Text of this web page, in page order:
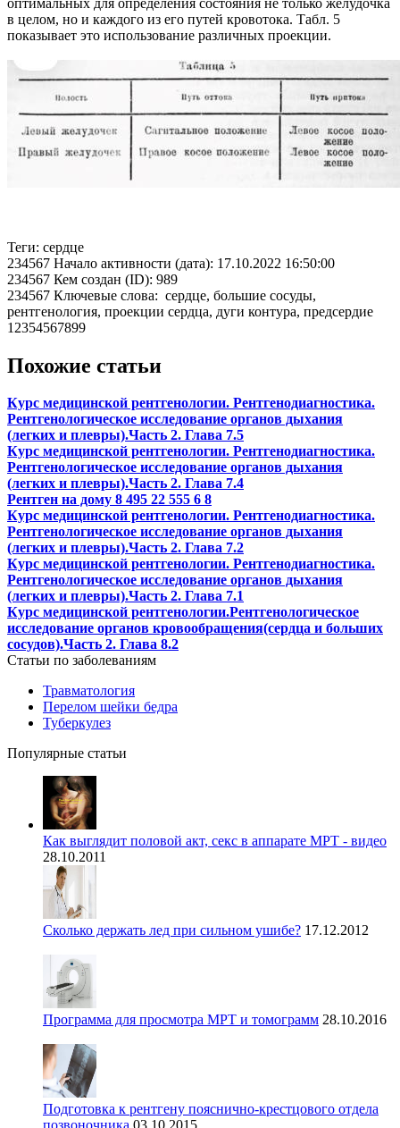
в целом, но и каждого из его путей кровотока. Табл. 5
показывает это использование различных проекции.
Теги: сердце
234567 Начало активности (дата): 17.10.2022 16:50:00
234567 Кем создан (ID): 989
234567 Ключевые слова: сердце, большие сосуды,
рентгенология, проекции сердца, дуги контура, предсердие
12354567899
Похожие статьи
Курс медицинской рентгенологии. Рентгенодиагностика.
Рентгенологическое исследование органов дыхания
(легких и плевры).Часть 2. Глава 7.5
Курс медицинской рентгенологии. Рентгенодиагностика.
Рентгенологическое исследование органов дыхания
(легких и плевры).Часть 2. Глава 7.4
Рентген на дому 8 495 22 555 6 8
Курс медицинской рентгенологии. Рентгенодиагностика.
Рентгенологическое исследование органов дыхания
(легких и плевры).Часть 2. Глава 7.2
Курс медицинской рентгенологии. Рентгенодиагностика.
Рентгенологическое исследование органов дыхания
(легких и плевры).Часть 2. Глава 7.1
Курс медицинской рентгенологии.Рентгенологическое
исследование органов кровообращения(сердца и больших
сосудов).Часть 2. Глава 8.2
Статьи по заболеваниям
Травматология
Перелом шейки бедра
Туберкулез
Популярные статьи
Как выглядит половой акт, секс в аппарате МРТ - видео
28.10.2011
Сколько держать лед при сильном ушибе? 17.12.2012
Программа для просмотра МРТ и томограмм 28.10.2016
Подготовка к рентгену пояснично-крестцового отдела